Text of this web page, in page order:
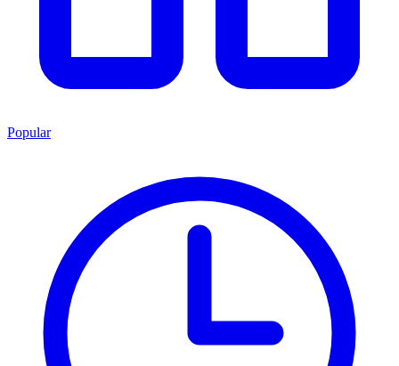
Popular